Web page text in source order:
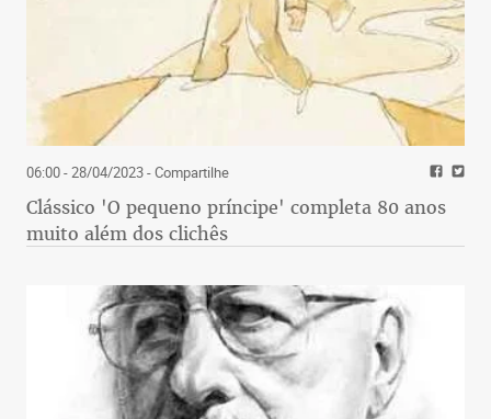
06:00 - 28/04/2023- Compartilhe
Clássico 'O pequeno príncipe' completa 80 anos
muito além dos clichês